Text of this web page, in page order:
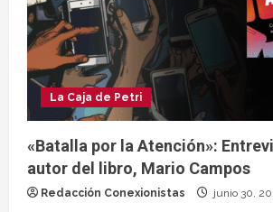
La Caja de Petri
«Batalla por la Atención»:
autor del libro, Mario Campos
Redacción Conexionistas junio 30,